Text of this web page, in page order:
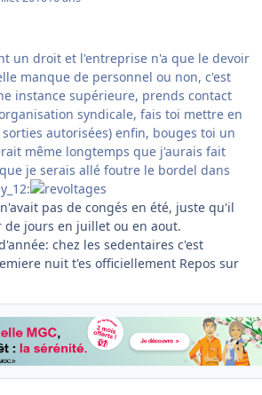
un droit et l'entreprise n'a que le devoir
manque de personnel ou non, c'est
instance supérieure, prends contact
syndicale, fais toi mettre en
autorisées) enfin, bouges toi un
même longtemps que j'aurais fait
je serais allé foutre le bordel dans
pas de congés en été, juste qu'il
de jours en juillet ou en aout.
chez les sedentaires c'est
nuit t'es officiellement Repos sur